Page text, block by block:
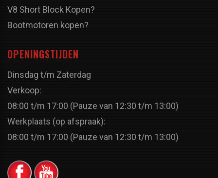
V8 Short Block Kopen?
Bootmotoren kopen?
OPENINGSTIJDEN
Dinsdag t/m Zaterdag
Verkoop:
08:00 t/m 17:00 (Pauze van 12:30 t/m 13:00)
Werkplaats (op afspraak):
08:00 t/m 17:00 (Pauze van 12:30 t/m 13:00)